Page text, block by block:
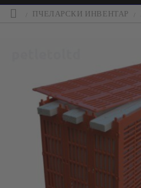
ПЧЕЛАРСКИ ИНВЕНТАР